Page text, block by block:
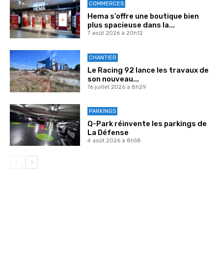
COMMERCES
Hema s’offre une boutique bien
plus spacieuse dans la...
7 août 2026 à 20h12
CHANTIER
Le Racing 92 lance les travaux de
son nouveau...
16 juillet 2026 à 8h29
PARKINGS
Q-Park réinvente les parkings de
La Défense
4 août 2026 à 8h58